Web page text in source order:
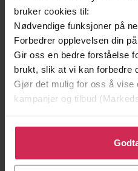
bruker cookies til:
Nødvendige funksjoner på
Forbedrer opplevelsen din
Gir oss en bedre forståelse
brukt, slik at vi kan forbedre
Gjør det mulig for oss å vise
kampanjer og tilbud
Klikk på «Godta alle» for å
bruke cookies for alle disse
tilpasse ditt samtykke til
Premium
Vinner av Rivertonprisen